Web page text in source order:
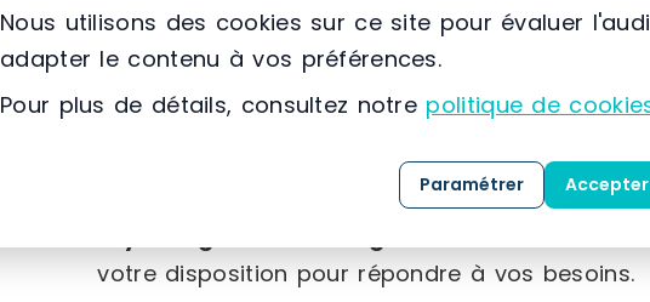
À propos de PRO OCCASION
📌 Située à Piolenc
Pro Occasion Rayonnage vous accompagne
adaptées à vos projets.
Que vous recherchiez desracks à palettes,
votre disposition pour répondre à vos besoins.
Nous utilisons des cookies sur ce site pour évaluer
adapter le contenu à vos préférences.
Pour plus de détails, consultez notre politique de
Paramétrer